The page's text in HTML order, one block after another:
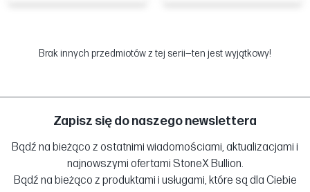
Brak innych przedmiotów z tej serii—ten jest wyjątkowy!
Zapisz się do naszego newslettera
Bądź na bieżąco z ostatnimi wiadomościami, aktualizacjami i
najnowszymi ofertami StoneX Bullion.
Bądź na bieżąco z produktami i usługami, które są dla Ciebie